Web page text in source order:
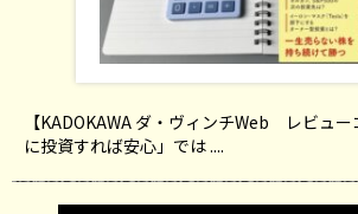
【KADOKAWA ダ・ヴィンチWeb レビュ
に投資すれば安心」では ....